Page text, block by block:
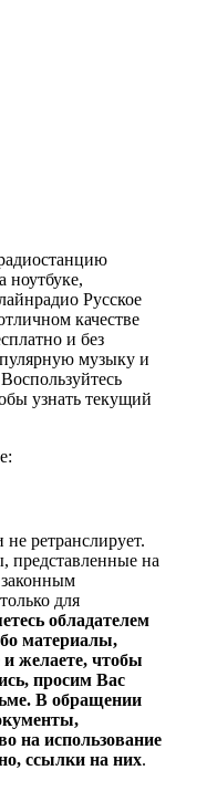
ноутбуке,
Русское
качестве
и без
музыку и
узнать текущий
ретранслирует.
представленные на
для
обладателем
материалы,
и желаете, чтобы
просим Вас
В обращении
на использование
ссылки на них.